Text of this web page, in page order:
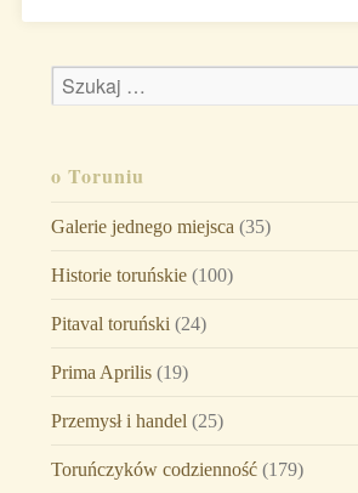
o Toruniu
Galerie jednego miejsca (35)
Historie toruńskie(100)
Pitaval toruński (24)
Prima Aprilis(19)
Przemysł i handel (25)
Toruńczyków codzienność(179)